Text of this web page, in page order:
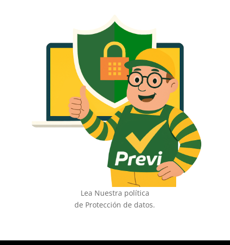
Lea Nuestra política
de Protección de datos.